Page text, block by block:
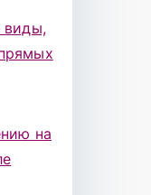
виды,
на